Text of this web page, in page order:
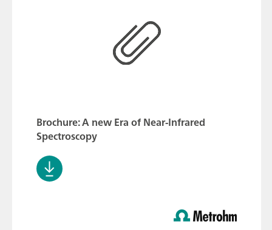
Brochure: A new Era of Near-Infrared
Spectroscopy